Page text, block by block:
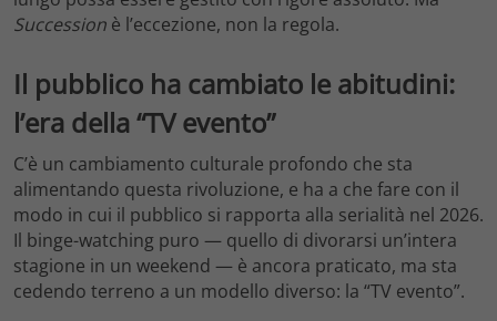
Succession è l’eccezione, non la regola.
Il pubblico ha cambiato le abitudini:
l’era della “TV evento”
C’è un cambiamento culturale profondo che sta
alimentando questa rivoluzione, e ha a che fare con il
modo in cui il pubblico si rapporta alla serialità nel 2026.
Il binge-watching puro — quello di divorarsi un’intera
stagione in un weekend — è ancora praticato, ma sta
cedendo terreno a un modello diverso: la “TV evento”.